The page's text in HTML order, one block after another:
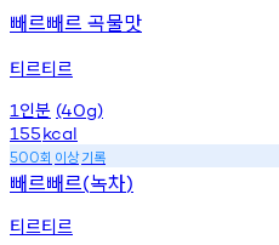
빼르빼르 곡물맛
티르티르
1 인분 (40g)
155kcal
500회 이상기록
빼르빼르(녹차)
티르티르